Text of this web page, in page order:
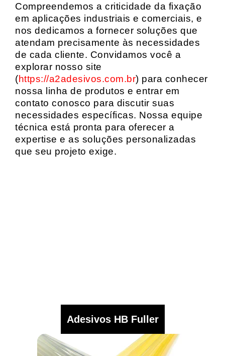
Compreendemos a criticidade da fixação
em aplicações industriais e comerciais, e
nos dedicamos a fornecer soluções que
atendam precisamente às necessidades
de cada cliente. Convidamos você a
explorar nosso site
(https://a2adesivos.com.br) para conhecer
nossa linha de produtos e entrar em
contato conosco para discutir suas
necessidades específicas. Nossa equipe
técnica está pronta para oferecer a
expertise e as soluções personalizadas
que seu projeto exige.
Adesivos HB Fuller